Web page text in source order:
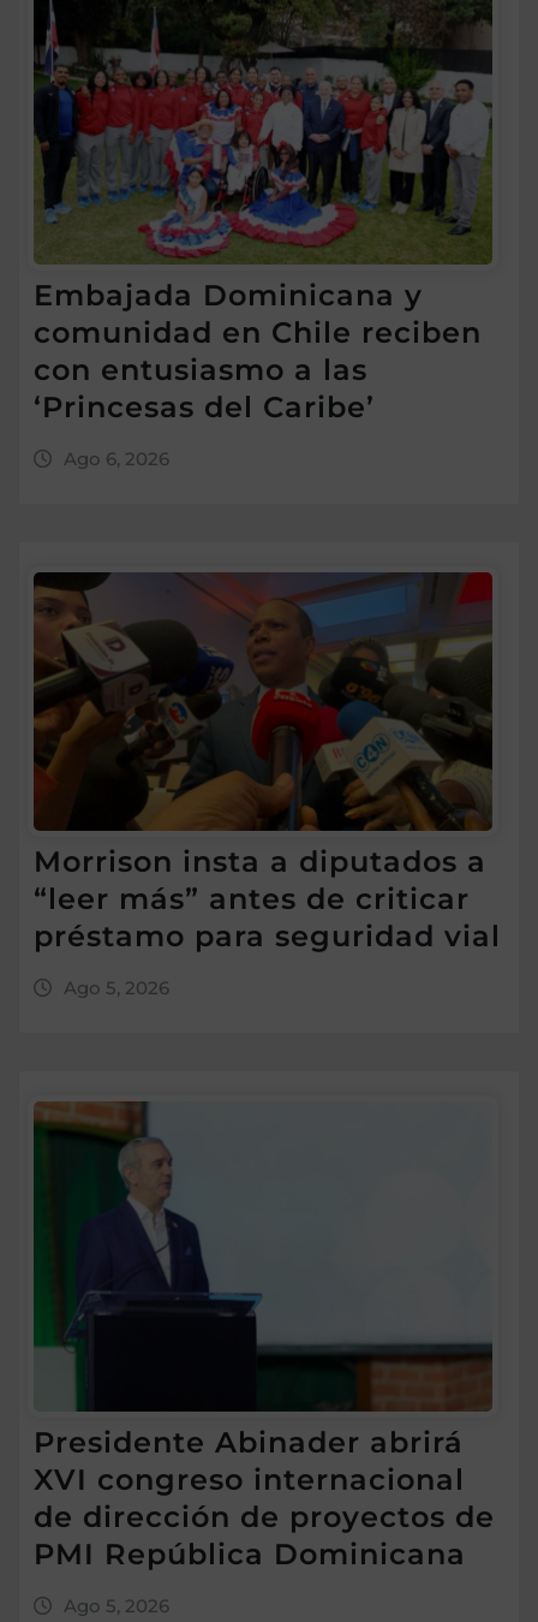
Embajada Dominicana y
comunidad en Chile reciben
con entusiasmo a las
‘Princesas del Caribe’
Ago 6, 2026
Morrison insta a diputados a
“leer más” antes de criticar
préstamo para seguridad vial
Ago 5, 2026
Presidente Abinader abrirá
XVI congreso internacional
de dirección de proyectos de
PMI República Dominicana
Ago 5, 2026